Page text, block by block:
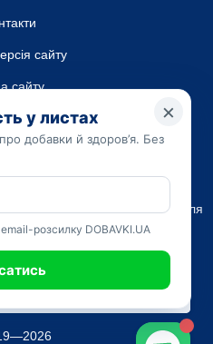
сайту
сайту
ЮА”,
45223262
14.09.2023
інформація носить виключно
нашу інформацію для
ваш Лікуючий лікар може
ШКІДЛИВИМ ДЛЯ ВАШОГО